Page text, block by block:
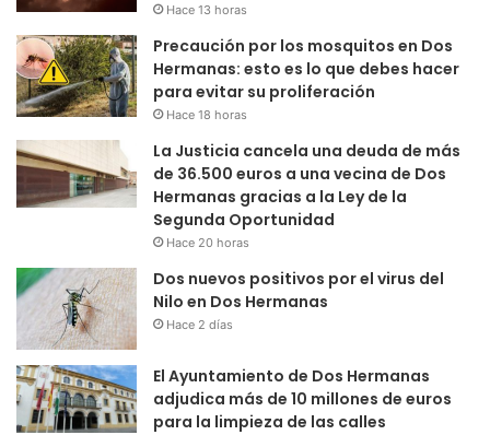
Hace 13 horas
Precaución por los mosquitos en Dos
Hermanas: esto es lo que debes hacer
para evitar su proliferación
Hace 18 horas
La Justicia cancela una deuda de más
de 36.500 euros a una vecina de Dos
Hermanas gracias a la Ley de la
Segunda Oportunidad
Hace 20 horas
Dos nuevos positivos por el virus del
Nilo en Dos Hermanas
Hace 2 días
El Ayuntamiento de Dos Hermanas
adjudica más de 10 millones de euros
para la limpieza de las calles